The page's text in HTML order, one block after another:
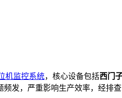
机监控系统，核心设备包括西门
发，严重影响生产效率，经排